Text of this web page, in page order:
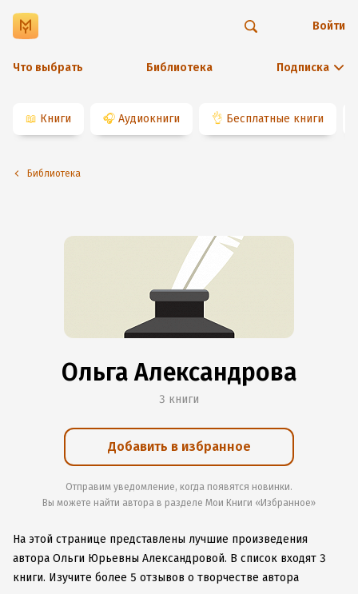
Что выбрать Библиотека Подписка
Войти
📖 Книги 🎧 Аудиокниги 👌 Бесплатные книги
Библиотека
Ольга Александрова
3 книги
Добавить в избранное
Отправим уведомление, когда появятся новинки.
Вы можете найти автора в разделе Мои Книги «Избранное»
На этой странице представлены лучшие произведения
автора Ольги Юрьевны Александровой. В список входят 3
книги. Изучите более 5 отзывов о творчестве автора